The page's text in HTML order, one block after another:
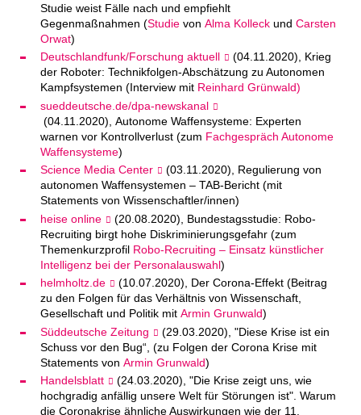
Studie weist Fälle nach und empfiehlt
Gegenmaßnahmen (Studie von Alma Kolleckund Carsten
Orwat)
Deutschlandfunk/Forschung aktuell
(04.11.2020), Krieg
der Roboter: Technikfolgen-Abschätzung zu Autonomen
Kampfsystemen (Interview mit Reinhard Grünwald)
sueddeutsche.de/dpa-newskanal
(04.11.2020), Autonome Waffensysteme: Experten
warnen vor Kontrollverlust (zum Fachgespräch Autonome
Waffensysteme)
Science Media Center
(03.11.2020), Regulierung von
autonomen Waffensystemen – TAB-Bericht (mit
Statements von Wissenschaftler/innen)
heise online
(20.08.2020), Bundestagsstudie: Robo-
Recruiting birgt hohe Diskriminierungsgefahr (zum
Themenkurzprofil Robo-Recruiting – Einsatz künstlicher
Intelligenz bei der Personalauswahl)
helmholtz.de
(10.07.2020), Der Corona-Effekt (Beitrag
zu den Folgen für das Verhältnis von Wissenschaft,
Gesellschaft und Politik mit Armin Grunwald)
Süddeutsche Zeitung
(29.03.2020), "Diese Krise ist ein
Schuss vor den Bug“, (zu Folgen der Corona Krise mit
Statements von Armin Grunwald)
Handelsblatt
(24.03.2020), "Die Krise zeigt uns, wie
hochgradig anfällig unsere Welt für Störungen ist". Warum
die Coronakrise ähnliche Auswirkungen wie der 11.